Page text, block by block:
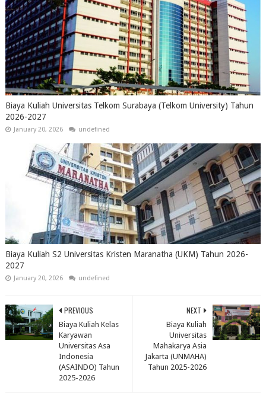
Biaya Kuliah Universitas Telkom Surabaya (Telkom University) Tahun
2026-2027
January 20, 2026 undefined
Biaya Kuliah S2 Universitas Kristen Maranatha (UKM) Tahun 2026-
2027
January 20, 2026 undefined
NEXT
Biaya Kuliah
Universitas
Mahakarya Asia
Jakarta (UNMAHA)
Tahun 2025-2026
PREVIOUS
Biaya Kuliah Kelas
Karyawan
Universitas Asa
Indonesia
(ASAINDO) Tahun
2025-2026